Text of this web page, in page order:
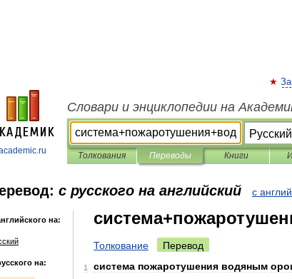
Словари и энциклопедии на
Толкования Переводы Книги
с русского на английский с
на:
на:
Толкование Перевод
1 система пожаротушения водяным